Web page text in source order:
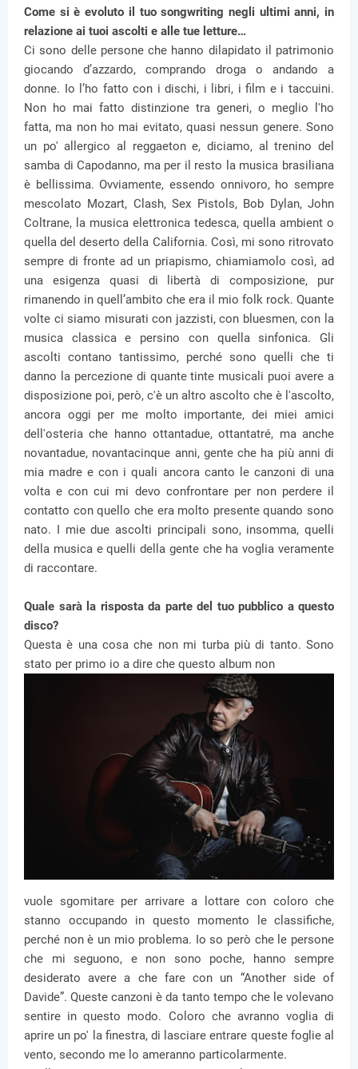
Come si è evoluto il tuo songwriting negli ultimi anni, in
relazione ai tuoi ascolti e alle tue letture…
Ci sono delle persone che hanno dilapidato il patrimonio
giocando d’azzardo, comprando droga o andando a
donne. Io l’ho fatto con i dischi, i libri, i film e i taccuini.
Non ho mai fatto distinzione tra generi, o meglio l'ho
fatta, ma non ho mai evitato, quasi nessun genere. Sono
un po' allergico al reggaeton e, diciamo, al trenino del
samba di Capodanno, ma per il resto la musica brasiliana
è bellissima. Ovviamente, essendo onnivoro, ho sempre
mescolato Mozart, Clash, Sex Pistols, Bob Dylan, John
Coltrane, la musica elettronica tedesca, quella ambient o
quella del deserto della California. Così, mi sono ritrovato
sempre di fronte ad un priapismo, chiamiamolo così, ad
una esigenza quasi di libertà di composizione, pur
rimanendo in quell’ambito che era il mio folk rock. Quante
volte ci siamo misurati con jazzisti, con bluesmen, con la
musica classica e persino con quella sinfonica. Gli
ascolti contano tantissimo, perché sono quelli che ti
danno la percezione di quante tinte musicali puoi avere a
disposizione poi, però, c'è un altro ascolto che è l'ascolto,
ancora oggi per me molto importante, dei miei amici
dell'osteria che hanno ottantadue, ottantatré, ma anche
novantadue, novantacinque anni, gente che ha più anni di
mia madre e con i quali ancora canto le canzoni di una
volta e con cui mi devo confrontare per non perdere il
contatto con quello che era molto presente quando sono
nato. I mie due ascolti principali sono, insomma, quelli
della musica e quelli della gente che ha voglia veramente
di raccontare.
Quale sarà la risposta da parte del tuo pubblico a questo
disco?
Questa è una cosa che non mi turba più di tanto. Sono
stato per primo io a dire che questo album non
vuole sgomitare per arrivare a lottare con coloro che
stanno occupando in questo momento le classifiche,
perché non è un mio problema. Io so però che le persone
che mi seguono, e non sono poche, hanno sempre
desiderato avere a che fare con un “Another side of
Davide”. Queste canzoni è da tanto tempo che le volevano
sentire in questo modo. Coloro che avranno voglia di
aprire un po' la finestra, di lasciare entrare queste foglie al
vento, secondo me lo ameranno particolarmente.